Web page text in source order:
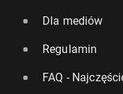
Dla mediów
Regulamin
FAQ -